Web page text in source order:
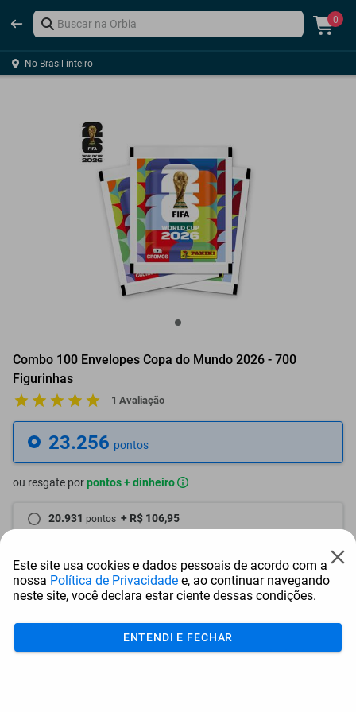
0
No Brasil inteiro
Combo 100 Envelopes Copa do Mundo 2026 - 700
Figurinhas
1 Avaliação
23.256 pontos
ou resgate porpontos + dinheiro
20.931 pontos + R$ 106,95
18.605 pontos + R$ 213,95
Frete e Prazo
Calcular frete
Este site usa cookies e dados pessoais de acordo com a
nossa Política de Privacidade e, ao continuar navegando
neste site, você declara estar ciente dessas condições.
ENTENDI E FECHAR